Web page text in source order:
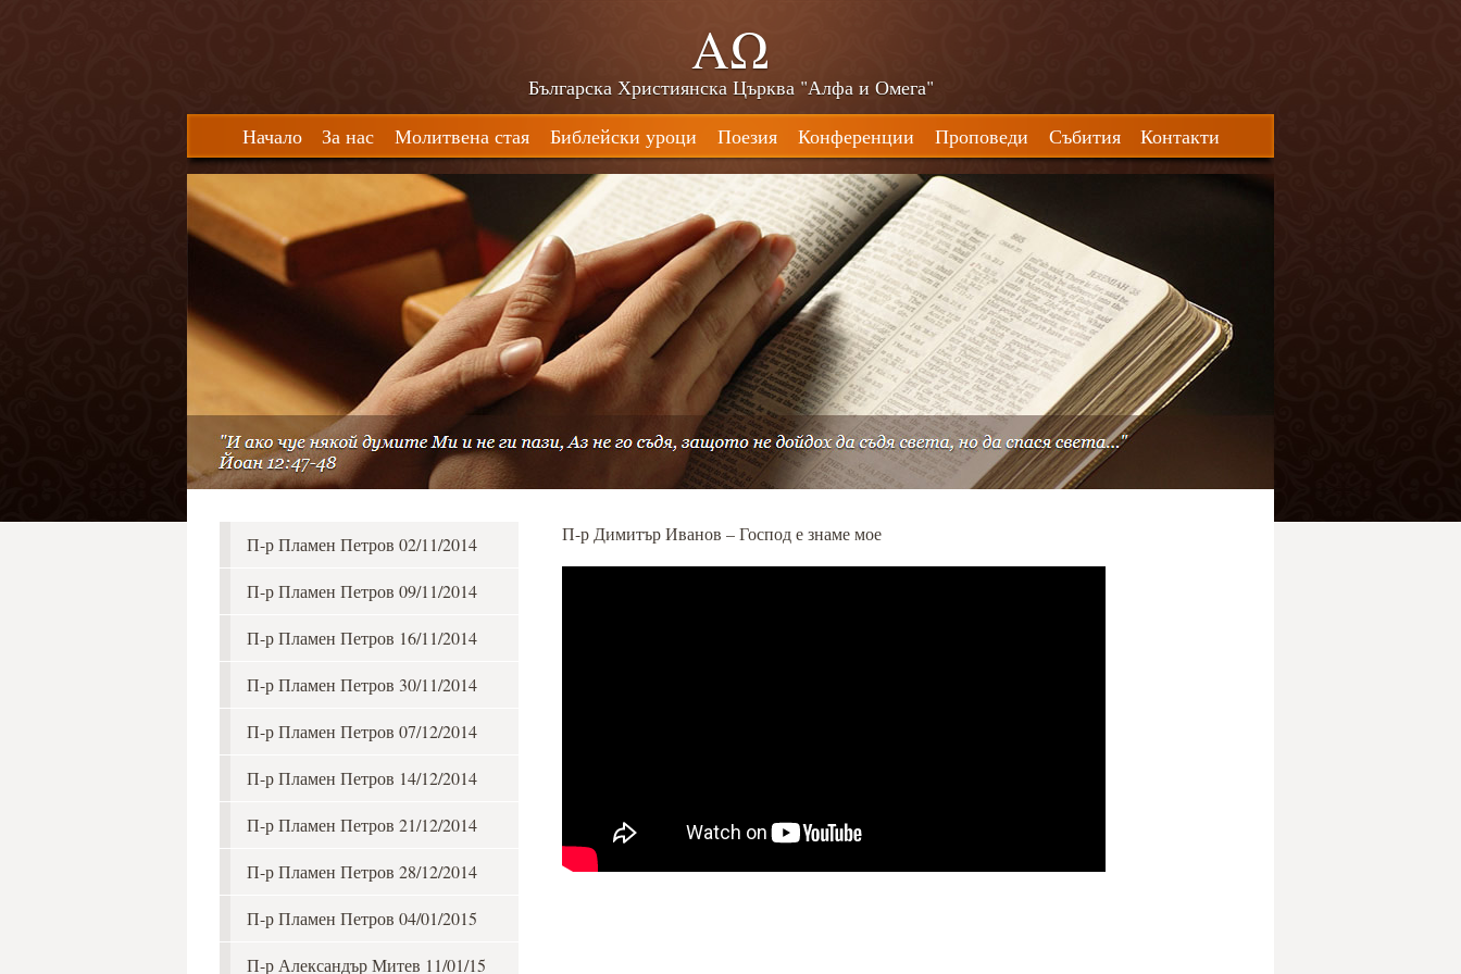
ΑΩ
Българска Християнска Църква "Алфа и Омега"
Начало
За нас Молитвена стая Библейски уроци Поезия Конференции Проповеди Събития Контакти
П-р Димитър Иванов – Господ е знаме мое
П-р Пламен Петров 02/11/2014
П-р Пламен Петров 09/11/2014
П-р Пламен Петров 16/11/2014
П-р Пламен Петров 30/11/2014
П-р Пламен Петров 07/12/2014
П-р Пламен Петров 14/12/2014
П-р Пламен Петров 21/12/2014
П-р Пламен Петров 28/12/2014
П-р Пламен Петров 04/01/2015
П-р Александър Митев 11/01/15